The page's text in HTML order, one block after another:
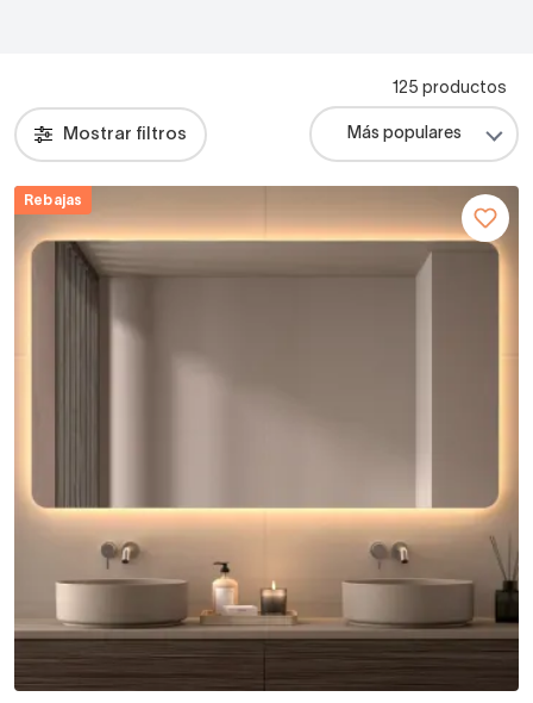
Mostrar filtros
125 productos
Rebajas